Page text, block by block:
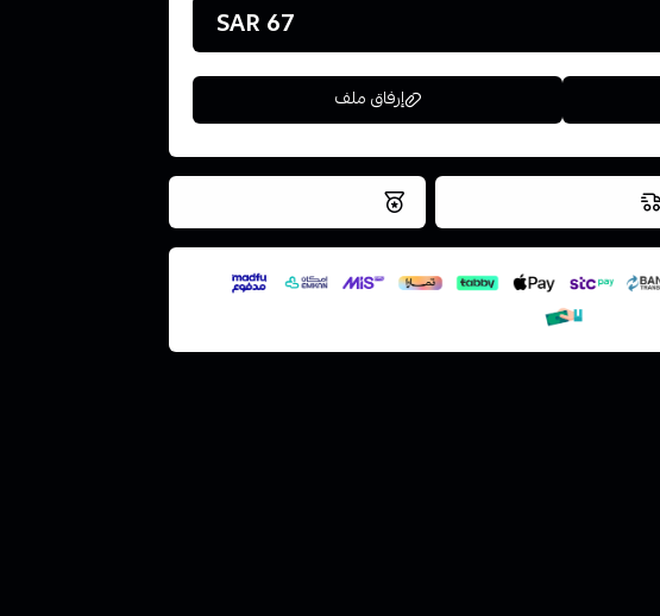
67 SAR
إرفاق ملف
اسحب و افلت الملف هنا
استعراض
نتميز بلجودة والتخزين الامن